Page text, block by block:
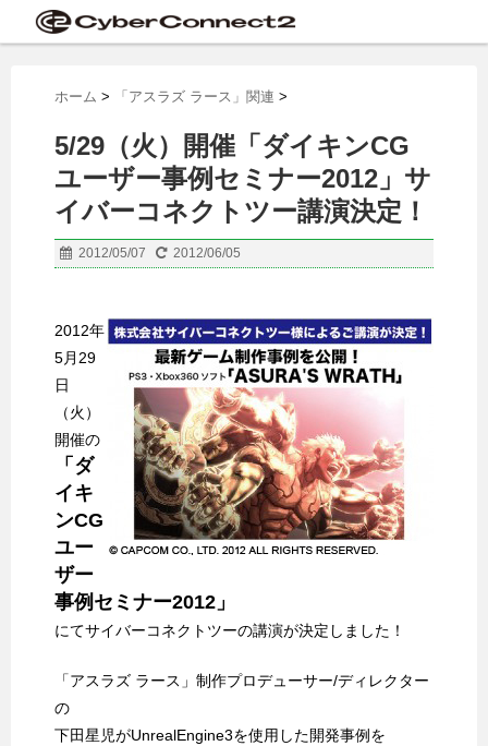
ホーム > 「アスラズ ラース」関連 >
5/29（火）開催「ダイキンCG
ユーザー事例セミナー2012」サ
イバーコネクトツー講演決定！
2012/05/07 2012/06/05
2012年
5月29
日
（火）
開催の
「ダ
イキ
ンCG
ユー
ザー
事例セミナー2012」
にてサイバーコネクトツーの講演が決定しました！
「アスラズ ラース」制作プロデューサー/ディレクター
の
下田星児がUnrealEngine3を使用した開発事例を